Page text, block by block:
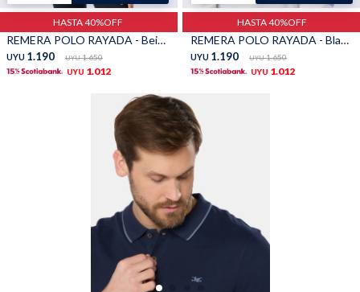
HASTA 40%OFF
REMERA POLO RAYADA - Beige
UYU 1.190 UYU 1.650
UYU 1.012
HASTA 40%OFF
REMERA POLO RAYADA - Blanco
UYU 1.190 UYU 1.650
UYU 1.012